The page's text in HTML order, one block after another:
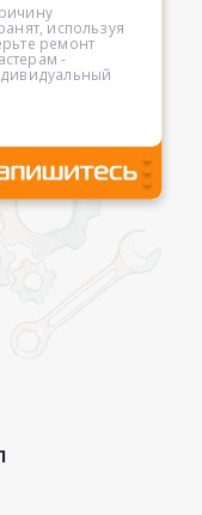
используя
ремонт
-